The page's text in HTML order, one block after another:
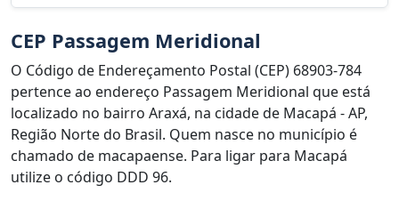
CEP Passagem Meridional
O Código de Endereçamento Postal (CEP) 68903-784
pertence ao endereço Passagem Meridional que está
localizado no bairro Araxá, na cidade de Macapá - AP,
Região Norte do Brasil. Quem nasce no município é
chamado de macapaense. Para ligar para Macapá
utilize o código DDD 96.